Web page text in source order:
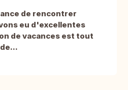
de rencontrer
eu d'excellentes
de vacances est tout